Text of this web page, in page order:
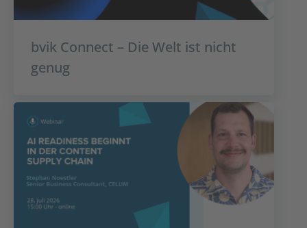
bvik Connect – Die Welt ist nicht
genug